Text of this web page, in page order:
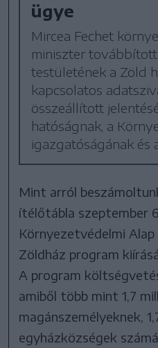
ügye
Mircea Fechet
miniszter
testületének a Zöld
kapcsolatos
összeállított
hatóságnak, a
igazgatóságának és
Mint arról
ítélőtábla szeptember
Környezetvédelmi
Zöldház program
A program
amiből több mint 1,7
magánszemélyeknek,
egyházközségek